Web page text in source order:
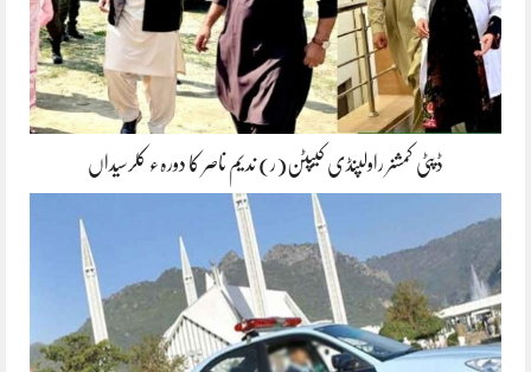
ڈپٹی کمشنر راولپنڈی کیپٹن(ر) ندیم ناصر کا دورہء کلرسیداں